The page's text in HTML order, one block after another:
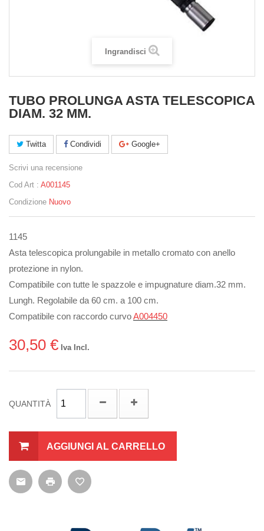
Ingrandisci
TUBO PROLUNGA ASTA TELESCOPICA
DIAM. 32 MM.
Twitta Condividi Google+
Scrivi una recensione
Cod Art : A001145
Condizione Nuovo
1145
Asta telescopica prolungabile in metallo cromato con anello
protezione in nylon.
Compatibile con tutte le spazzole e impugnature diam.32 mm.
Lungh. Regolabile da 60 cm. a 100 cm.
Compatibile con raccordo curvoA004450
30,50 € Iva Incl.
QUANTITÀ
AGGIUNGI AL CARRELLO